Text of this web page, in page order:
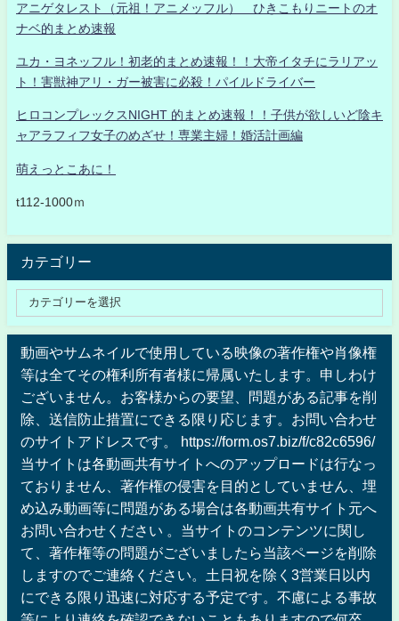
アニゲタレスト（元祖！アニメッフル） ひきこもりニートのオ
ナベ的まとめ速報
ユカ・ヨネッフル！初老的まとめ速報！！大帝イタチにラリアッ
ト！害獣神アリ・ガー被害に必殺！パイルドライバー
ヒロコンプレックスNIGHT 的まとめ速報！！子供が欲しいど陰キ
ャアラフィフ女子のめざせ！専業主婦！婚活計画編
萌えっとこあに！
t112-1000ｍ
カテゴリー
動画やサムネイルで使用している映像の著作権や肖像権
等は全てその権利所有者様に帰属いたします。申しわけ
ございません。お客様からの要望、問題がある記事を削
除、送信防止措置にできる限り応じます。お問い合わせ
のサイトアドレスです。 https://form.os7.biz/f/c82c6596/
当サイトは各動画共有サイトへのアップロードは行なっ
ておりません、著作権の侵害を目的としていません、埋
め込み動画等に問題がある場合は各動画共有サイト元へ
お問い合わせください 。当サイトのコンテンツに関し
て、著作権等の問題がございましたら当該ページを削除
しますのでご連絡ください。土日祝を除く3営業日以内
にできる限り迅速に対応する予定です。不慮による事故